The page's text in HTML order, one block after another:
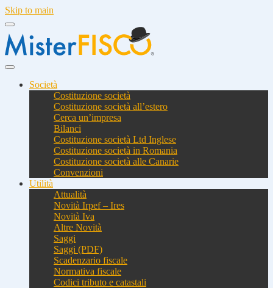
Skip to main
Società
Costituzione società
Costituzione società all’estero
Cerca un’impresa
Bilanci
Costituzione società Ltd Inglese
Costituzione società in Romania
Costituzione società alle Canarie
Convenzioni
Utilità
Attualità
Novità Irpef – Ires
Novità Iva
Altre Novità
Saggi
Saggi (PDF)
Scadenzario fiscale
Normativa fiscale
Codici tributo e catastali